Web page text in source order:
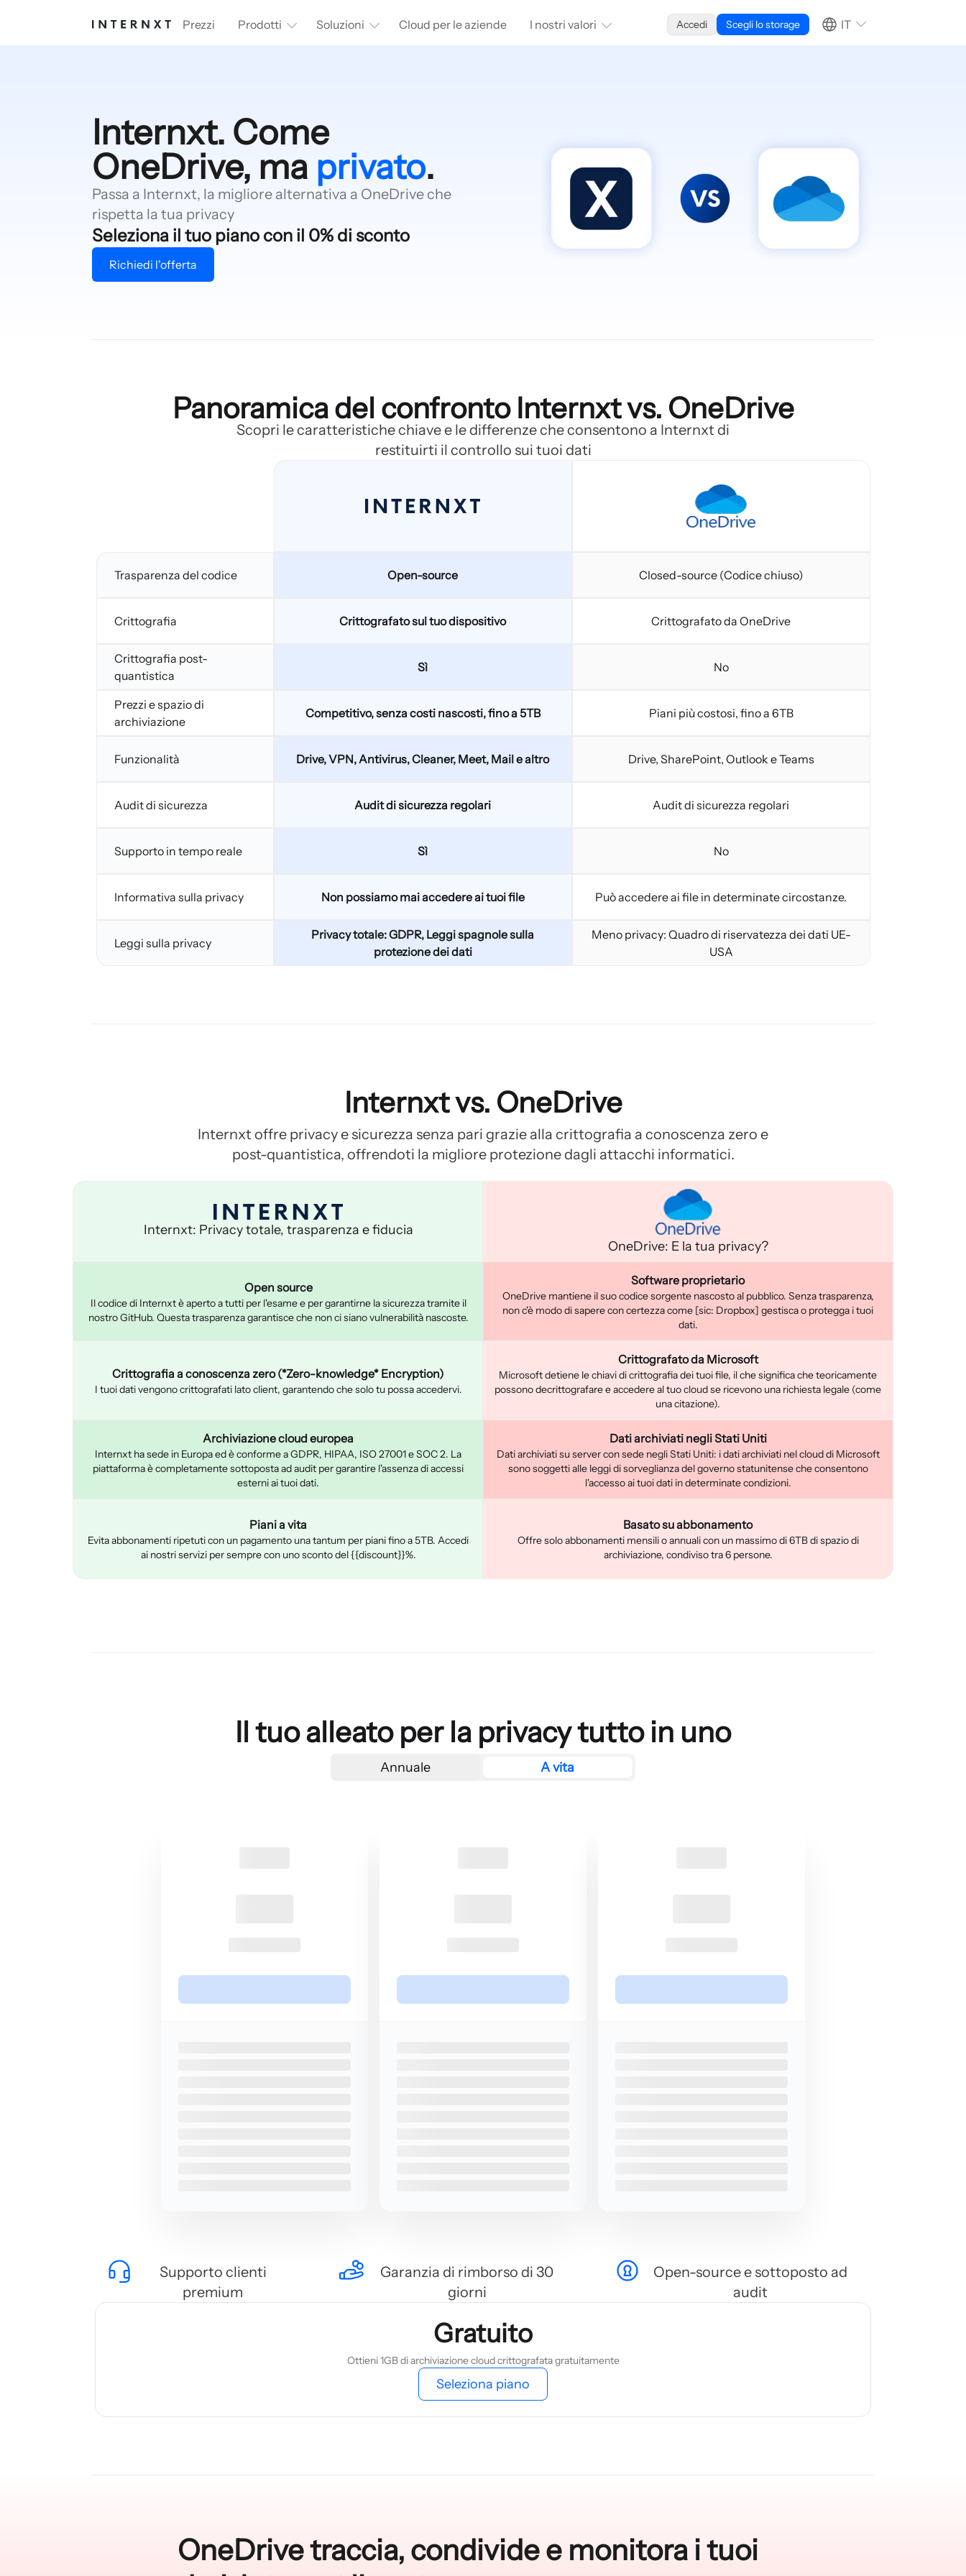
Prezzi Prodotti Soluzioni Cloud per le aziende I nostri valori Accedi Scegli lo storage IT
Internxt. Come
OneDrive, ma privato.
Passa a Internxt, la migliore alternativa a OneDrive che
rispetta la tua privacy
Seleziona il tuo piano con il 0% di sconto
Richiedi l'offerta
Panoramica del confronto Internxt vs. OneDrive
Scopri le caratteristiche chiave e le differenze che consentono a Internxt di
restituirti il controllo sui tuoi dati
Trasparenza del codice
Crittografia
Crittografia post-
quantistica
Prezzi e spazio di
archiviazione
Funzionalità
Audit di sicurezza
Supporto in tempo reale
Informativa sulla privacy
Leggi sulla privacy
Open-source Closed-source (Codice chiuso)
Crittografato sul tuo dispositivo Crittografato da OneDrive
Sì No
Competitivo, senza costi nascosti, fino a 5TB Piani più costosi, fino a 6TB
Drive, VPN, Antivirus, Cleaner, Meet, Mail e altro Drive, SharePoint, Outlook e Teams
Audit di sicurezza regolari Audit di sicurezza regolari
Sì No
Non possiamo mai accedere ai tuoi file Può accedere ai file in determinate circostanze.
Privacy totale: GDPR, Leggi spagnole sulla
protezione dei dati
Meno privacy: Quadro di riservatezza dei dati UE-
USA
Internxt vs. OneDrive
Internxt offre privacy e sicurezza senza pari grazie alla crittografia a conoscenza zero e
post-quantistica, offrendoti la migliore protezione dagli attacchi informatici.
Internxt: Privacy totale, trasparenza e fiducia
Open source
Il codice di Internxt è aperto a tutti per l'esame e per garantirne la sicurezza tramite il
nostro GitHub. Questa trasparenza garantisce che non ci siano vulnerabilità nascoste.
Crittografia a conoscenza zero (*Zero-knowledge* Encryption)
I tuoi dati vengono crittografati lato client, garantendo che solo tu possa accedervi.
Archiviazione cloud europea
Internxt ha sede in Europa ed è conforme a GDPR, HIPAA, ISO 27001 e SOC 2. La
piattaforma è completamente sottoposta ad audit per garantire l'assenza di accessi
esterni ai tuoi dati.
Piani a vita
Evita abbonamenti ripetuti con un pagamento una tantum per piani fino a 5TB. Accedi
ai nostri servizi per sempre con uno sconto del {{discount}}%.
OneDrive: E la tua privacy?
Software proprietario
OneDrive mantiene il suo codice sorgente nascosto al pubblico. Senza trasparenza,
non c'è modo di sapere con certezza come [sic: Dropbox] gestisca o protegga i tuoi
dati.
Crittografato da Microsoft
Microsoft detiene le chiavi di crittografia dei tuoi file, il che significa che teoricamente
possono decrittografare e accedere al tuo cloud se ricevono una richiesta legale (come
una citazione).
Dati archiviati negli Stati Uniti
Dati archiviati su server con sede negli Stati Uniti: i dati archiviati nel cloud di Microsoft
sono soggetti alle leggi di sorveglianza del governo statunitense che consentono
l'accesso ai tuoi dati in determinate condizioni.
Basato su abbonamento
Offre solo abbonamenti mensili o annuali con un massimo di 6TB di spazio di
archiviazione, condiviso tra 6 persone.
Il tuo alleato per la privacy tutto in uno
Annuale A vita
Supporto clienti
premium
Garanzia di rimborso di 30
giorni
Open-source e sottoposto ad
audit
Gratuito
Ottieni 1GB di archiviazione cloud crittografata gratuitamente
Seleziona piano
OneDrive traccia, condivide e monitora i tuoi